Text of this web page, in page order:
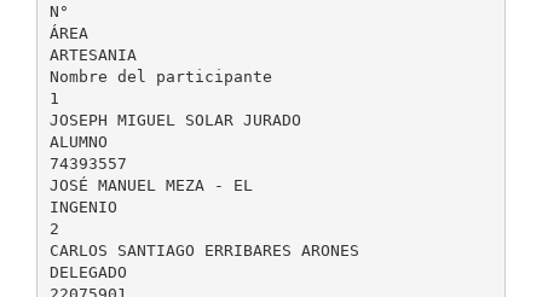
N°
ÁREA
ARTESANIA
Nombre del participante
1
JOSEPH MIGUEL SOLAR JURADO
ALUMNO
74393557
JOSÉ MANUEL MEZA - EL
INGENIO
2
CARLOS SANTIAGO ERRIBARES ARONES
DELEGADO
22075901